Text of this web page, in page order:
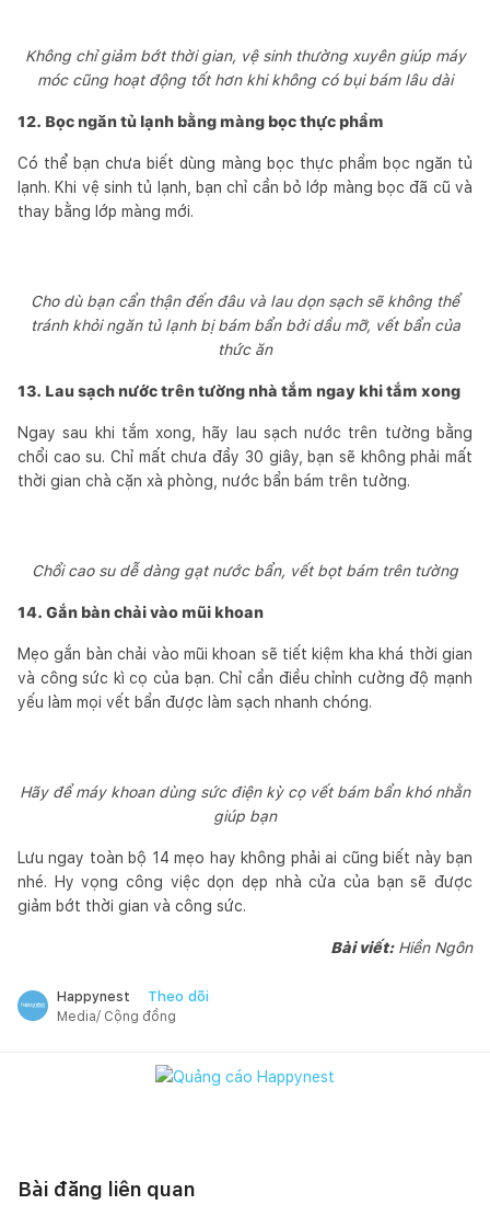
Không chỉ giảm bớt thời gian, vệ sinh thường xuyên giúp máy
móc cũng hoạt động tốt hơn khi không có bụi bám lâu dài
12. Bọc ngăn tủ lạnh bằng màng bọc thực phẩm
Có thể bạn chưa biết dùng màng bọc thực phẩm bọc ngăn tủ
lạnh. Khi vệ sinh tủ lạnh, bạn chỉ cần bỏ lớp màng bọc đã cũ và
thay bằng lớp màng mới.
Cho dù bạn cẩn thận đến đâu và lau dọn sạch sẽ không thể
tránh khỏi ngăn tủ lạnh bị bám bẩn bởi dầu mỡ, vết bẩn của
thức ăn
13. Lau sạch nước trên tường nhà tắm ngay khi tắm xong
Ngay sau khi tắm xong, hãy lau sạch nước trên tường bằng
chổi cao su. Chỉ mất chưa đầy 30 giây, bạn sẽ không phải mất
thời gian chà cặn xà phòng, nước bẩn bám trên tường.
Chổi cao su dễ dàng gạt nước bẩn, vết bọt bám trên tường
14. Gắn bàn chải vào mũi khoan
Mẹo gắn bàn chải vào mũi khoan sẽ tiết kiệm kha khá thời gian
và công sức kì cọ của bạn. Chỉ cần điều chỉnh cường độ mạnh
yếu làm mọi vết bẩn được làm sạch nhanh chóng.
Hãy để máy khoan dùng sức điện kỳ cọ vết bám bẩn khó nhằn
giúp bạn
Lưu ngay toàn bộ 14 mẹo hay không phải ai cũng biết này bạn
nhé. Hy vọng công việc dọn dẹp nhà cửa của bạn sẽ được
giảm bớt thời gian và công sức.
Bài viết:Hiền Ngôn
Happynest Theo dõi
Media/ Cộng đồng
Bài đăng liên quan